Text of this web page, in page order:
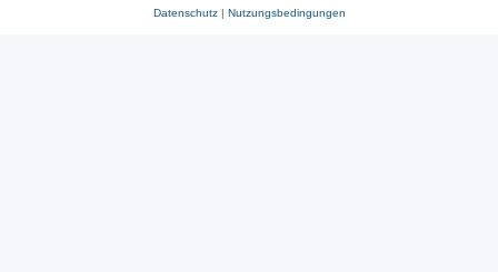
Datenschutz| Nutzungsbedingungen